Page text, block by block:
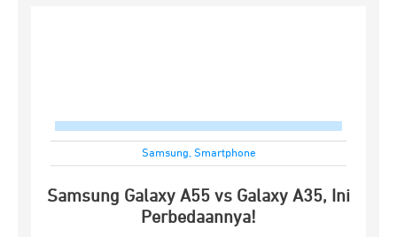
Samsung, Smartphone
Samsung Galaxy A55 vs Galaxy A35, Ini
Perbedaannya!